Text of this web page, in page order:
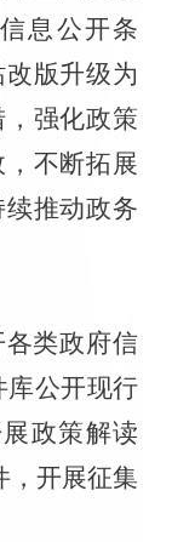
息公开条
版升级为
强化政策
不断拓展
推动政务
类政府信
库公开现行
政策解读
，开展征集